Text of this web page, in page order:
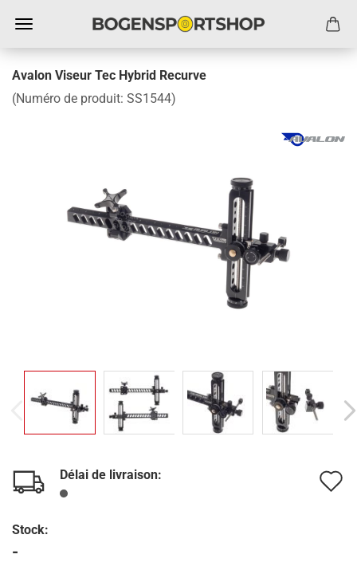
Avalon Viseur Tec Hybrid Recurve
(Numéro de produit: SS1544)
Délai de livraison:
Stock:
-